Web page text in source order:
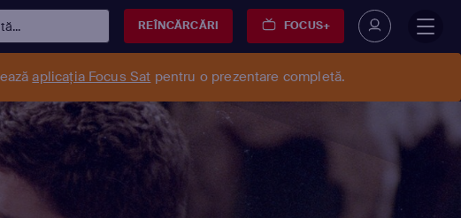
REÎNCĂRCĂRI FOCUS+
aplicația Focus Sat pentru o prezentare completă.